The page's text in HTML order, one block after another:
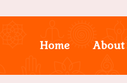
Home About